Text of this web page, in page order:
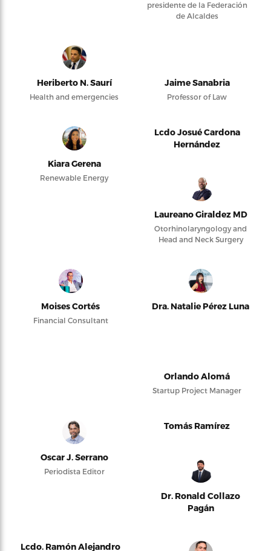
presidente de la Federación
de Alcaldes
Heriberto N. Saurí
Health and emergencies
Jaime Sanabria
Professor of Law
Kiara Gerena
Renewable Energy
Lcdo Josué Cardona
Hernández
Laureano Giraldez MD
Otorhinolaryngology and
Head and Neck Surgery
Moises Cortés
Financial Consultant
Dra. Natalie Pérez Luna
Orlando Alomá
Startup Project Manager
Oscar J. Serrano
Periodista Editor
Tomás Ramírez
Dr. Ronald Collazo
Pagán
Lcdo. Ramón Alejandro